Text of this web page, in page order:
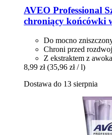
AVEO Professional
chroniący końcówki
Do mocno
Chroni przed
Z ekstraktem z
8,99 zł (35,96 zł / l)
Dostawa do 13 sierpnia